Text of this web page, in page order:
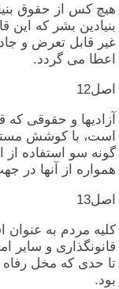
هیچ‏ کس‏ از حقوق‏
بنیادین‏ بشر که‏
غیر قابل‏ تعرض‏ و
اعطا می‏ گردد.
اصل‏12
آزادیها و حقوقی‏
است‏، با کوشش‏
گونه‏ سو استفاده‏ از
همواره‏ از آنها در
اصل‏13
کلیه‏ مردم‏ به‏ عنوان‏
قانونگذاری‏ و سایر
تا حدی‏ که‏ مخل‏
بود.